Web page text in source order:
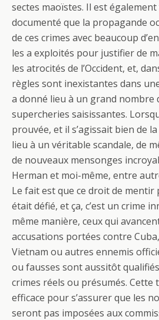
sectes maoïstes. Il est
documenté que la propagande
de ces crimes avec beaucoup
les a exploités pour justifier de
les atrocités de l’Occident, et,
règles sont inexistantes dans
a donné lieu à un grand nombre
supercheries saisissantes.
prouvée, et il s’agissait bien de
lieu à un véritable scandale, de
de nouveaux mensonges
Herman et moi-même, entre
Le fait est que ce droit de mentir
était défié, et ça, c’est un crime
même manière, ceux qui
accusations portées contre
Vietnam ou autres ennemis
ou fausses sont aussitôt
crimes réels ou présumés. Cette
efficace pour s’assurer que les
seront pas imposées aux